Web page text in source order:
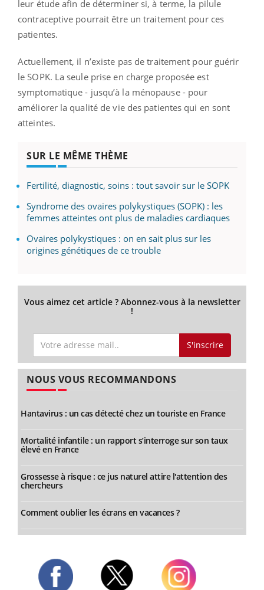
leur étude afin de déterminer si, à terme, la pilule
contraceptive pourrait être un traitement pour ces
patientes.
Actuellement, il n’existe pas de traitement pour guérir
le SOPK. La seule prise en charge proposée est
symptomatique - jusqu’à la ménopause- pour
améliorer la qualité de vie des patientes qui en sont
atteintes.
SUR LE MÊME THÈME
Fertilité, diagnostic, soins : tout savoir sur le SOPK
Syndrome des ovaires polykystiques (SOPK) : les
femmes atteintes ont plus de maladies cardiaques
Ovaires polykystiques : on en sait plus sur les
origines génétiques de ce trouble
Vous aimez cet article ? Abonnez-vous à la newsletter
!
S'inscrire
NOUS VOUS RECOMMANDONS
Hantavirus : un cas détecté chez un touriste en France
Mortalité infantile : un rapport s’interroge sur son taux
élevé en France
Grossesse à risque : ce jus naturel attire l'attention des
chercheurs
Comment oublier les écrans en vacances ?